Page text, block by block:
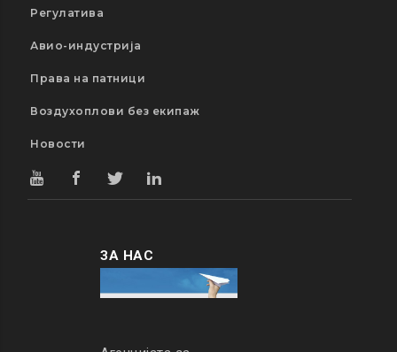
Регулатива
Авио-индустрија
Права на патници
Воздухоплови без екипаж
Новости
ЗА НАС